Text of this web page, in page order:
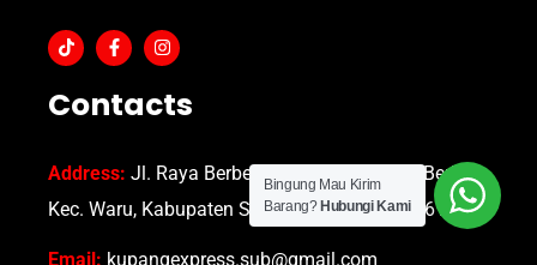
Contacts
Address: Jl. Raya Berbek No.46, Turipinggir, Berbek,
Kec. Waru, Kabupaten Sidoarjo, Jawa Timur 61256
Email: kupangexpress.sub@gmail.com
Bingung Mau Kirim
Barang? Hubungi Kami